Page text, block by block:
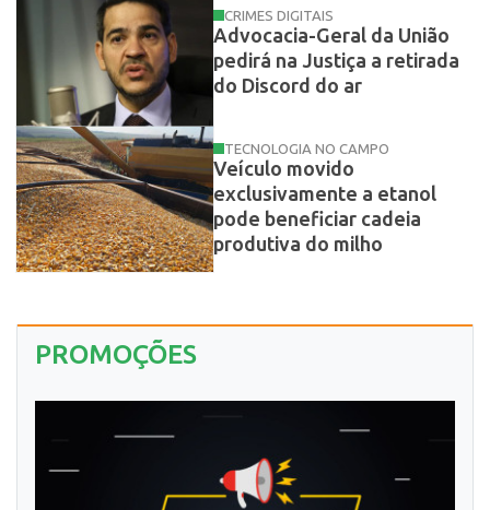
CRIMES DIGITAIS
Advocacia-Geral da União
pedirá na Justiça a retirada
do Discord do ar
TECNOLOGIA NO CAMPO
Veículo movido
exclusivamente a etanol
pode beneficiar cadeia
produtiva do milho
PROMOÇÕES